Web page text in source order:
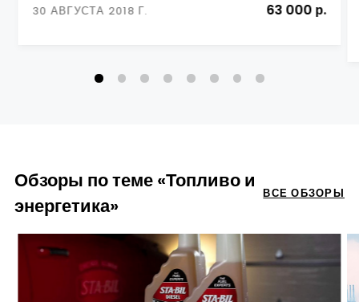
30 АВГУСТА 2018 Г. 63 000 р.
Обзоры по теме «Топливо и
энергетика»
ВСЕ ОБЗОРЫ